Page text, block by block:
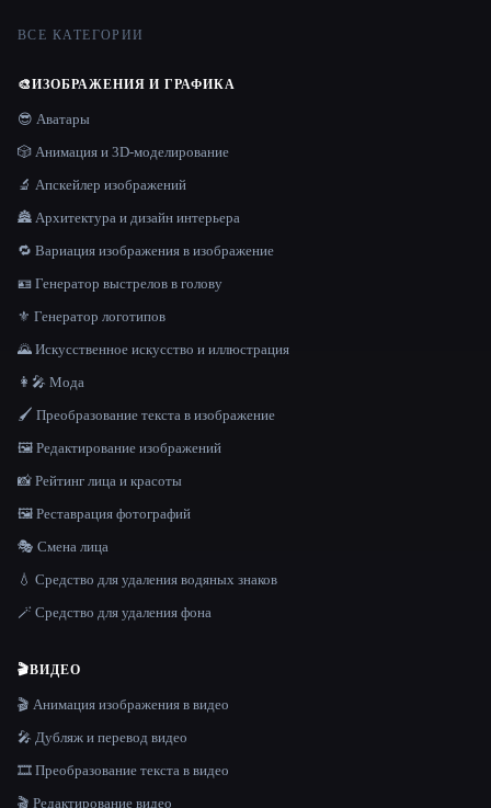
ВСЕ КАТЕГОРИИ
🎨ИЗОБРАЖЕНИЯ И ГРАФИКА
😎 Аватары
🎲 Анимация и 3D-моделирование
🔬 Апскейлер изображений
🏯 Архитектура и дизайн интерьера
🔁 Вариация изображения в изображение
🪪 Генератор выстрелов в голову
⚜️ Генератор логотипов
🌄 Искусственное искусство и иллюстрация
👩‍🎤 Мода
🖌️ Преобразование текста в изображение
🖼️ Редактирование изображений
📸 Рейтинг лица и красоты
🖼️ Реставрация фотографий
🎭 Смена лица
💧 Средство для удаления водяных знаков
🪄 Средство для удаления фона
🎬ВИДЕО
🎬 Анимация изображения в видео
🎤 Дубляж и перевод видео
🎞️ Преобразование текста в видео
🎬 Редактирование видео